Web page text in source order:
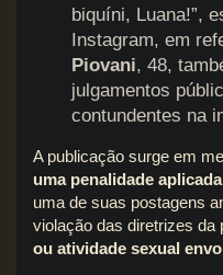
biquíni, Luana!”,
Instagram, em
Piovani, 48,
julgamentos
contundentes na
A publicação surge em
uma penalidade
uma de suas postagens
violação das diretrizes da
ou atividade sexual